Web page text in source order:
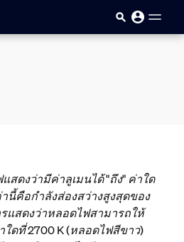
ดงว่ามีค่าลูเมนได้ "ถึง" ค่าใด
นี้คือกำลังส่องสว่างสูงสุดของ
แสดงว่าหลอดไฟสามารถให้
ใดที่ 2700 K (หลอดไฟสีขาว)